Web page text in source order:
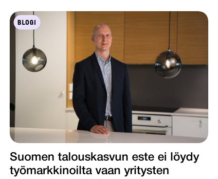
BLOGI
Suomen talouskasvun este ei löydy
työmarkkinoilta vaan yritysten